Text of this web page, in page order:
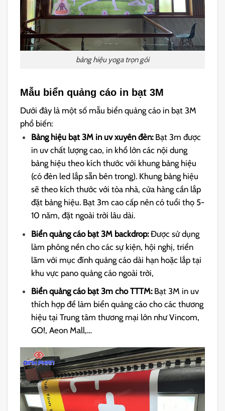
bảng hiệu yoga trọn gói
Mẫu biển quảng cáo in bạt 3M
Dưới đây là một số mẫu biển quảng cáo in bạt 3M
phổ biến:
Bảng hiệu bạt 3M in uv xuyên đèn: Bạt 3m được
in uv chất lượng cao, in khổ lớn các nội dung
bảng hiệu theo kích thước với khung bảng hiệu
(có đèn led lắp sẵn bên trong). Khung bảng hiệu
sẽ theo kích thước với tòa nhà, cửa hàng cần lắp
đặt bảng hiệu. Bạt 3m cao cấp nên có tuổi thọ 5-
10 năm, đặt ngoài trời lâu dài.
Biển quảng cáo bạt 3M backdrop:Được sử dụng
làm phông nền cho các sự kiện, hội nghị, triển
lãm với mục đính quảng cáo dài hạn hoặc lắp tại
khu vực pano quảng cáo ngoài trời,
Biển quảng cáo bạt 3m cho TTTM: Bạt 3M in uv
thích hợp để làm biển quảng cáo cho các thương
hiệu tại Trung tâm thương mại lớn như Vincom,
GO!, Aeon Mall,…